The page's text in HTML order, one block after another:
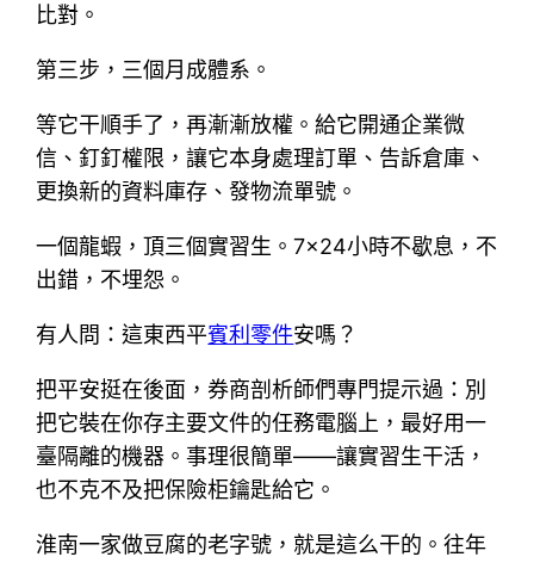
比對。
第三步，三個月成體系。
等它干順手了，再漸漸放權。給它開通企業微
信、釘釘權限，讓它本身處理訂單、告訴倉庫、
更換新的資料庫存、發物流單號。
一個龍蝦，頂三個實習生。7×24小時不歇息，不
出錯，不埋怨。
有人問：這東西平賓利零件安嗎？
把平安挺在後面，券商剖析師們專門提示過：別
把它裝在你存主要文件的任務電腦上，最好用一
臺隔離的機器。事理很簡單——讓實習生干活，
也不克不及把保險柜鑰匙給它。
淮南一家做豆腐的老字號，就是這么干的。往年